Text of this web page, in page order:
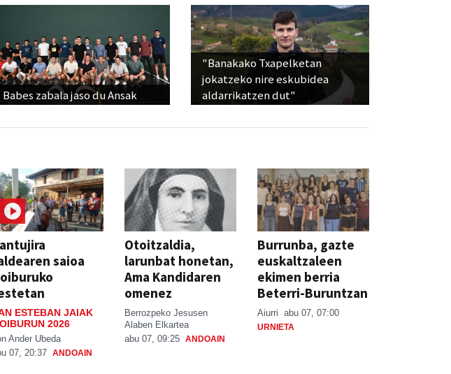
Babes zabala jaso du Ansak
"Banakako Txapelketan
jokatzeko nire eskubidea
aldarrikatzen dut"
saioa
ESTEBAN JAIAK
2026
Ander Ubeda
07, 20:37 ANDOAIN
Otoitzaldia,
larunbat honetan,
Ama Kandidaren
omenez
Berrozpeko Jesusen
Alaben Elkartea
abu 07, 09:25 ANDOAIN
Burrunba, gazte
euskaltzaleen
ekimen berria
Beterri-Buruntzan
Aiurri abu 07, 07:00
URNIETA